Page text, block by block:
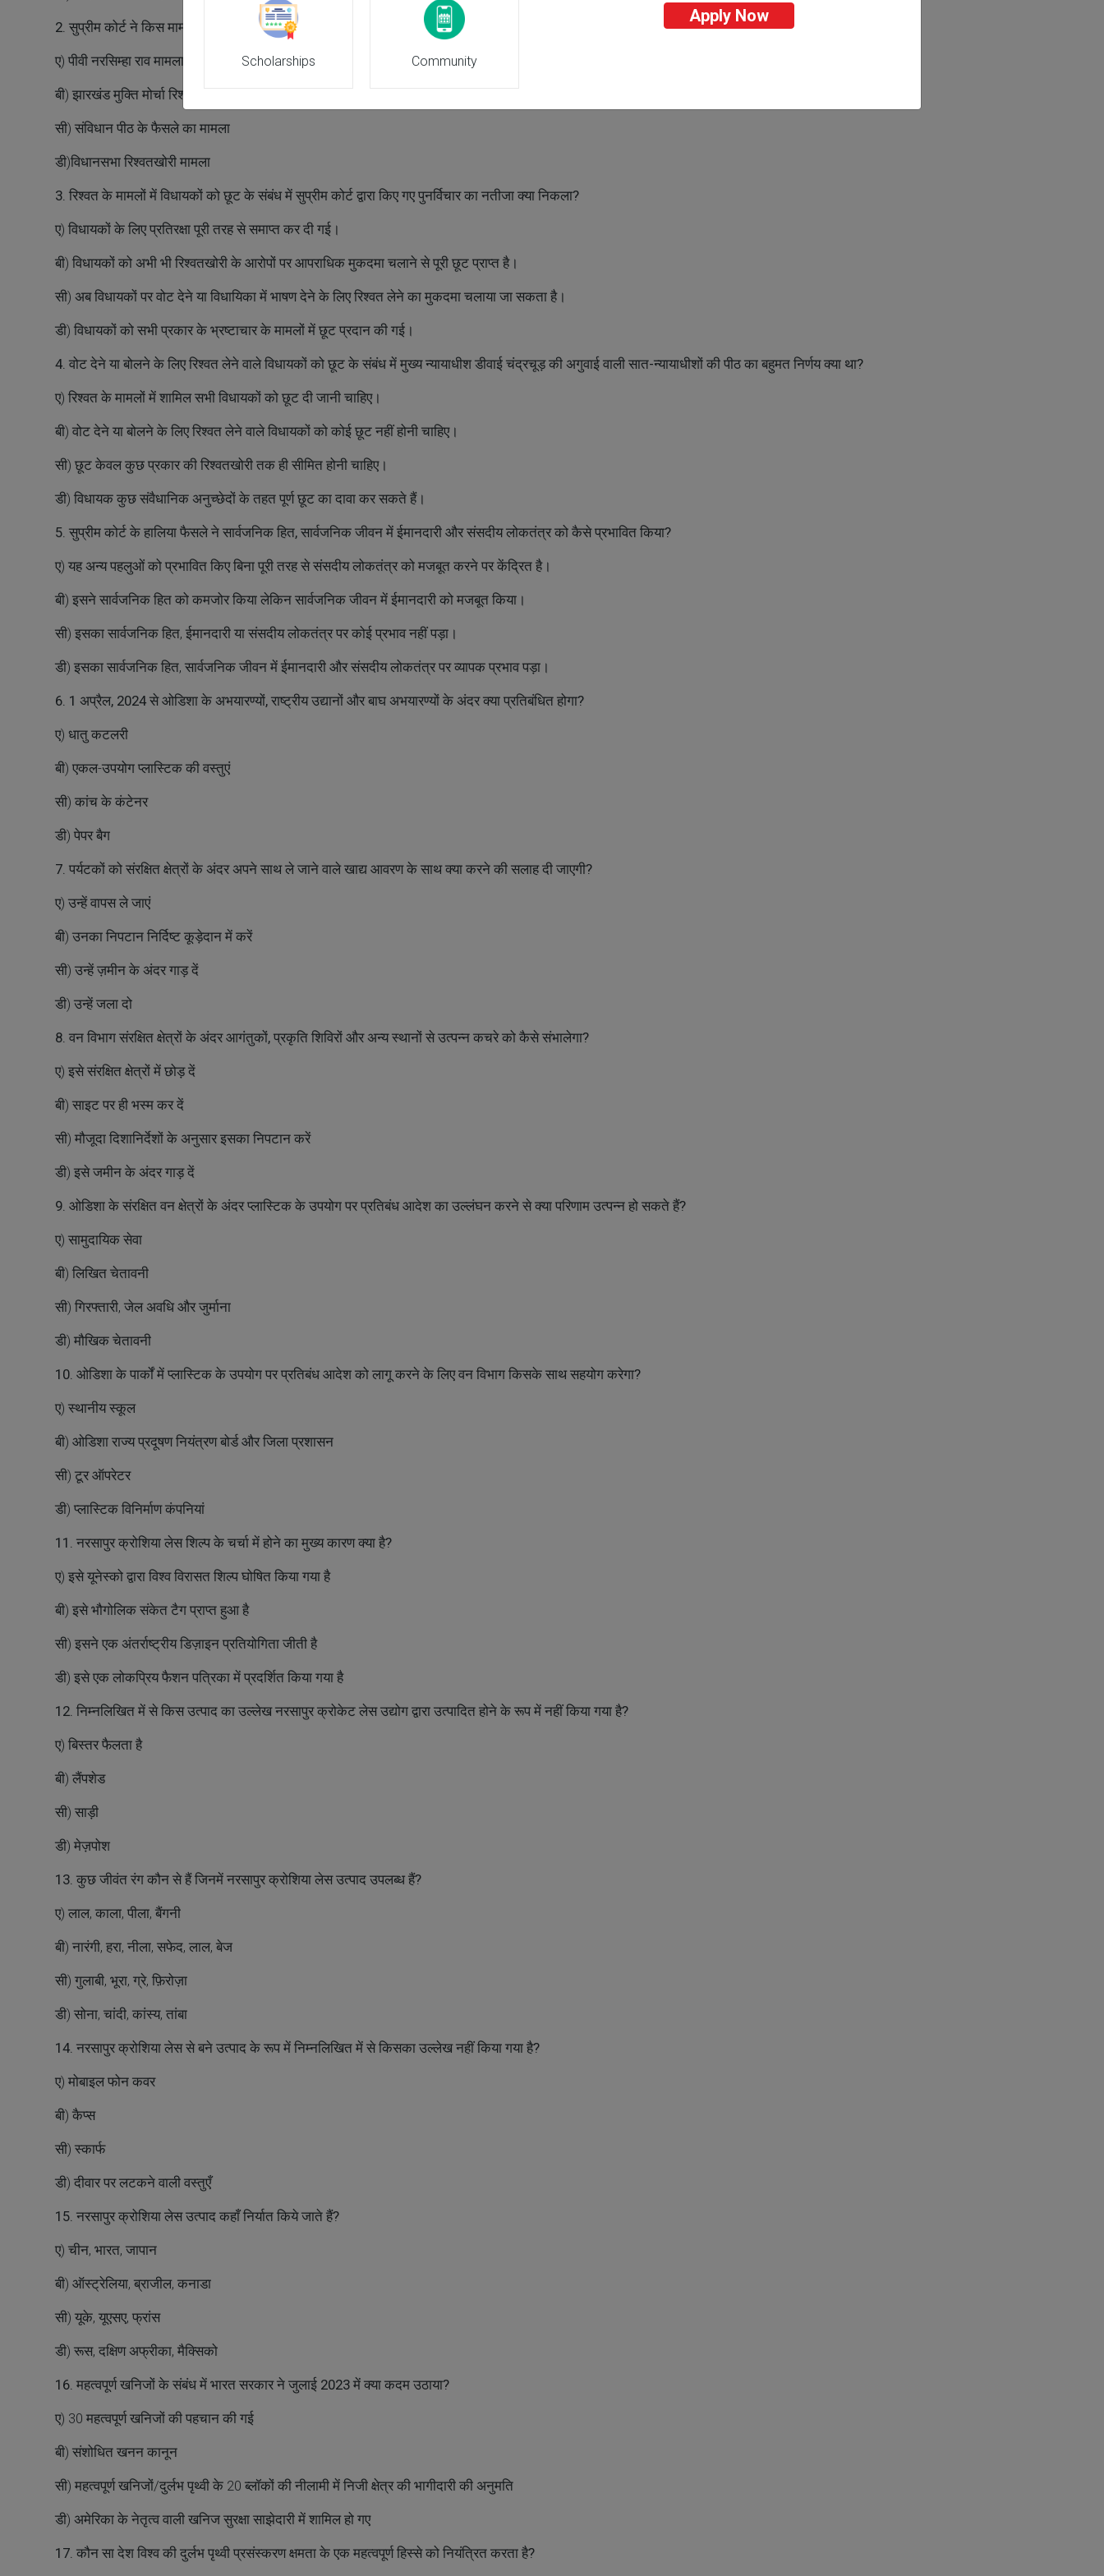
2. सुप्रीम कोर्ट ने किस मामले में संसदीय विशेषाधिकार और छूट के संबंध में 1998 के अपने फैसले को पलट दिया था?
ए) पीवी नरसिम्हा राव मामला
बी) झारखंड मुक्ति मोर्चा रिश्वतखोरी मामला
सी) संविधान पीठ के फैसले का मामला
डी)विधानसभा रिश्वतखोरी मामला
3. रिश्वत के मामलों में विधायकों को छूट के संबंध में सुप्रीम कोर्ट द्वारा किए गए पुनर्विचार का नतीजा क्या निकला?
ए) विधायकों के लिए प्रतिरक्षा पूरी तरह से समाप्त कर दी गई।
बी) विधायकों को अभी भी रिश्वतखोरी के आरोपों पर आपराधिक मुकदमा चलाने से पूरी छूट प्राप्त है।
सी) अब विधायकों पर वोट देने या विधायिका में भाषण देने के लिए रिश्वत लेने का मुकदमा चलाया जा सकता है।
डी) विधायकों को सभी प्रकार के भ्रष्टाचार के मामलों में छूट प्रदान की गई।
4. वोट देने या बोलने के लिए रिश्वत लेने वाले विधायकों को छूट के संबंध में मुख्य न्यायाधीश डीवाई चंद्रचूड़ की अगुवाई वाली सात-न्यायाधीशों की पीठ का बहुमत निर्णय क्या था?
ए) रिश्वत के मामलों में शामिल सभी विधायकों को छूट दी जानी चाहिए।
बी) वोट देने या बोलने के लिए रिश्वत लेने वाले विधायकों को कोई छूट नहीं होनी चाहिए।
सी) छूट केवल कुछ प्रकार की रिश्वतखोरी तक ही सीमित होनी चाहिए।
डी) विधायक कुछ संवैधानिक अनुच्छेदों के तहत पूर्ण छूट का दावा कर सकते हैं।
5. सुप्रीम कोर्ट के हालिया फैसले ने सार्वजनिक हित, सार्वजनिक जीवन में ईमानदारी और संसदीय लोकतंत्र को कैसे प्रभावित किया?
ए) यह अन्य पहलुओं को प्रभावित किए बिना पूरी तरह से संसदीय लोकतंत्र को मजबूत करने पर केंद्रित है।
बी) इसने सार्वजनिक हित को कमजोर किया लेकिन सार्वजनिक जीवन में ईमानदारी को मजबूत किया।
सी) इसका सार्वजनिक हित, ईमानदारी या संसदीय लोकतंत्र पर कोई प्रभाव नहीं पड़ा।
डी) इसका सार्वजनिक हित, सार्वजनिक जीवन में ईमानदारी और संसदीय लोकतंत्र पर व्यापक प्रभाव पड़ा।
6. 1 अप्रैल, 2024 से ओडिशा के अभयारण्यों, राष्ट्रीय उद्यानों और बाघ अभयारण्यों के अंदर क्या प्रतिबंधित होगा?
ए) धातु कटलरी
बी) एकल-उपयोग प्लास्टिक की वस्तुएं
सी) कांच के कंटेनर
डी) पेपर बैग
7. पर्यटकों को संरक्षित क्षेत्रों के अंदर अपने साथ ले जाने वाले खाद्य आवरण के साथ क्या करने की सलाह दी जाएगी?
ए) उन्हें वापस ले जाएं
बी) उनका निपटान निर्दिष्ट कूड़ेदान में करें
सी) उन्हें ज़मीन के अंदर गाड़ दें
डी) उन्हें जला दो
8. वन विभाग संरक्षित क्षेत्रों के अंदर आगंतुकों, प्रकृति शिविरों और अन्य स्थानों से उत्पन्न कचरे को कैसे संभालेगा?
ए) इसे संरक्षित क्षेत्रों में छोड़ दें
बी) साइट पर ही भस्म कर दें
सी) मौजूदा दिशानिर्देशों के अनुसार इसका निपटान करें
डी) इसे जमीन के अंदर गाड़ दें
9. ओडिशा के संरक्षित वन क्षेत्रों के अंदर प्लास्टिक के उपयोग पर प्रतिबंध आदेश का उल्लंघन करने से क्या परिणाम उत्पन्न हो सकते हैं?
ए) सामुदायिक सेवा
बी) लिखित चेतावनी
सी) गिरफ्तारी, जेल अवधि और जुर्माना
डी) मौखिक चेतावनी
10. ओडिशा के पार्कों में प्लास्टिक के उपयोग पर प्रतिबंध आदेश को लागू करने के लिए वन विभाग किसके साथ सहयोग करेगा?
ए) स्थानीय स्कूल
बी) ओडिशा राज्य प्रदूषण नियंत्रण बोर्ड और जिला प्रशासन
सी) टूर ऑपरेटर
डी) प्लास्टिक विनिर्माण कंपनियां
11. नरसापुर क्रोशिया लेस शिल्प के चर्चा में होने का मुख्य कारण क्या है?
ए) इसे यूनेस्को द्वारा विश्व विरासत शिल्प घोषित किया गया है
बी) इसे भौगोलिक संकेत टैग प्राप्त हुआ है
सी) इसने एक अंतर्राष्ट्रीय डिज़ाइन प्रतियोगिता जीती है
डी) इसे एक लोकप्रिय फैशन पत्रिका में प्रदर्शित किया गया है
12. निम्नलिखित में से किस उत्पाद का उल्लेख नरसापुर क्रोकेट लेस उद्योग द्वारा उत्पादित होने के रूप में नहीं किया गया है?
ए) बिस्तर फैलता है
बी) लैंपशेड
सी) साड़ी
डी) मेज़पोश
13. कुछ जीवंत रंग कौन से हैं जिनमें नरसापुर क्रोशिया लेस उत्पाद उपलब्ध हैं?
ए) लाल, काला, पीला, बैंगनी
बी) नारंगी, हरा, नीला, सफेद, लाल, बेज
सी) गुलाबी, भूरा, ग्रे, फ़िरोज़ा
डी) सोना, चांदी, कांस्य, तांबा
14. नरसापुर क्रोशिया लेस से बने उत्पाद के रूप में निम्नलिखित में से किसका उल्लेख नहीं किया गया है?
ए) मोबाइल फोन कवर
बी) कैप्स
सी) स्कार्फ
डी) दीवार पर लटकने वाली वस्तुएँ
15. नरसापुर क्रोशिया लेस उत्पाद कहाँ निर्यात किये जाते हैं?
ए) चीन, भारत, जापान
बी) ऑस्ट्रेलिया, ब्राजील, कनाडा
सी) यूके, यूएसए, फ्रांस
डी) रूस, दक्षिण अफ्रीका, मैक्सिको
16. महत्वपूर्ण खनिजों के संबंध में भारत सरकार ने जुलाई 2023 में क्या कदम उठाया?
ए) 30 महत्वपूर्ण खनिजों की पहचान की गई
बी) संशोधित खनन कानून
सी) महत्वपूर्ण खनिजों/दुर्लभ पृथ्वी के 20 ब्लॉकों की नीलामी में निजी क्षेत्र की भागीदारी की अनुमति
डी) अमेरिका के नेतृत्व वाली खनिज सुरक्षा साझेदारी में शामिल हो गए
17. कौन सा देश विश्व की दुर्लभ पृथ्वी प्रसंस्करण क्षमता के एक महत्वपूर्ण हिस्से को नियंत्रित करता है?
Scholarships Community
Apply Now